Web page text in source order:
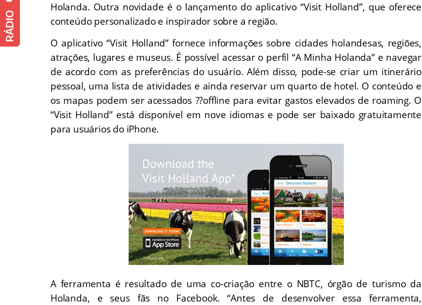
Holanda. Outra novidade é o lançamento do aplicativo “Visit Holland”, que oferece
conteúdo personalizado e inspirador sobre a região.
O aplicativo “Visit Holland” fornece informações sobre cidades holandesas, regiões,
atrações, lugares e museus. É possível acessar o perfil “A Minha Holanda” e navegar
de acordo com as preferências do usuário. Além disso, pode-se criar um itinerário
pessoal, uma lista de atividades e ainda reservar um quarto de hotel. O conteúdo e
os mapas podem ser acessados ??offline para evitar gastos elevados de roaming. O
“Visit Holland” está disponível em nove idiomas e pode ser baixado gratuitamente
para usuários do iPhone.
A ferramenta é resultado de uma co-criação entre o NBTC, órgão de turismo da
Holanda, e seus fãs no Facebook. “Antes de desenvolver essa ferramenta,
RÁDIO